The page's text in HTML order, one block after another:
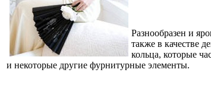
Разнообразен и
также в качестве
кольца, которые
и некоторые другие фурнитурные элементы.